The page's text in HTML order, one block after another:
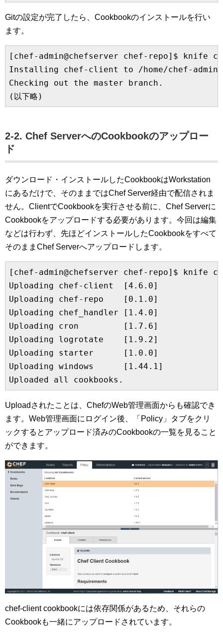
Gitの設定が完了したら、Cookbookのインストールを行い
ます。
[chef-admin@chefserver chef-repo]$
Installing chef-client to /home/chef-admin/
Checking out the master branch.
2-2. Chef ServerへのCookbookのアップロー
ド
ダウンロード・インストールしたCookbookはWorkstation
にあるだけで、そのままではChef Server経由で配信されま
せん。ClientでCookbookを実行させる前に、Chef Serverに
Cookbookをアップロードする必要があります。今回は編集
などは行わず、先ほどインストールしたCookbookをすべて
そのままChef Serverへアップロードします。
[chef-admin@chefserver chef-repo]$ knife
Uploading chef-client  [4.6.0]
Uploading chef-repo    [0.1.0]
Uploading chef_handler [1.4.0]
Uploading cron         [1.7.6]
Uploading logrotate    [1.9.2]
Uploading starter      [1.0.0]
Uploading windows      [1.44.1]
Uploadされたことは、ChefのWeb管理画面からも確認でき
ます。Web管理画面にログイン後、「Policy」タブをクリ
ックするとアップロード済みのCookbookの一覧を見ること
ができます。
chef-client cookbookには依存関係があるため、それらの
Cookbookも一緒にアップロードされています。